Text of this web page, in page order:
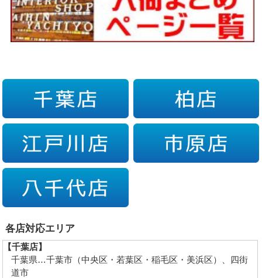
各店対応エリア
【千葉店】
千葉県…千葉市（中央区・若葉区・稲毛区・美浜区）、四街
道市